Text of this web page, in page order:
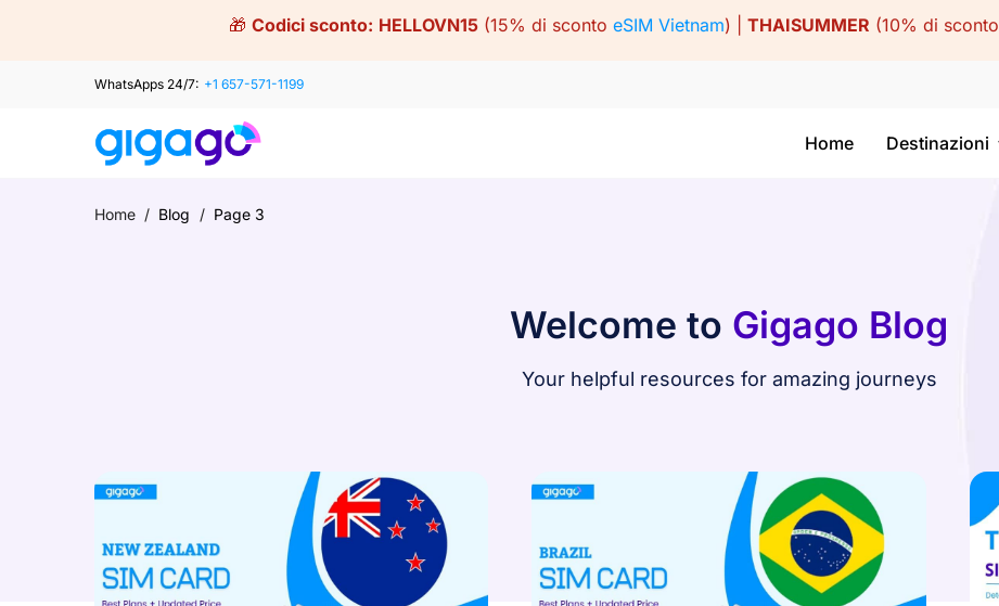
🎁 Codici sconto: HELLOVN15 (15% di sconto eSIM Vietnam) | THAISUMMER (10% di sconto
WhatsApps 24/7: +1 657-571-1199
Home Destinazioni
Home / Blog / Page 3
Welcome to Gigago Blog
Your helpful resources for amazing journeys